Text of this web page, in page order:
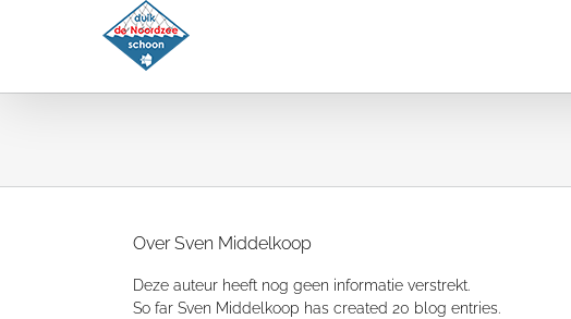
OverSven Middelkoop
Deze auteur heeft nog geen informatie verstrekt.
So far Sven Middelkoop has created 20 blog entries.